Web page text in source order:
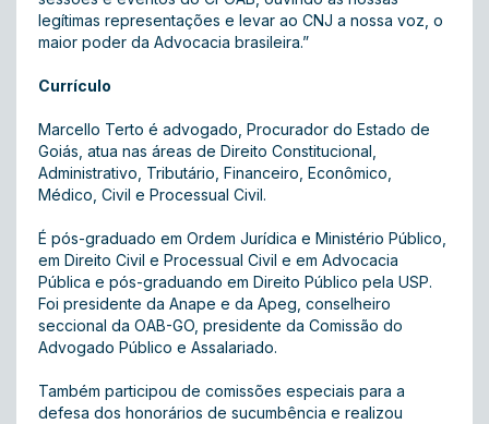
legítimas representações e levar ao CNJ a nossa voz, o
maior poder da Advocacia brasileira.”
Currículo
Marcello Terto é advogado, Procurador do Estado de
Goiás, atua nas áreas de Direito Constitucional,
Administrativo, Tributário, Financeiro, Econômico,
Médico, Civil e Processual Civil.
É pós-graduado em Ordem Jurídica e Ministério Público,
em Direito Civil e Processual Civil e em Advocacia
Pública e pós-graduando em Direito Público pela USP.
Foi presidente da Anape e da Apeg, conselheiro
seccional da OAB-GO, presidente da Comissão do
Advogado Público e Assalariado.
Também participou de comissões especiais para a
defesa dos honorários de sucumbência e realizou